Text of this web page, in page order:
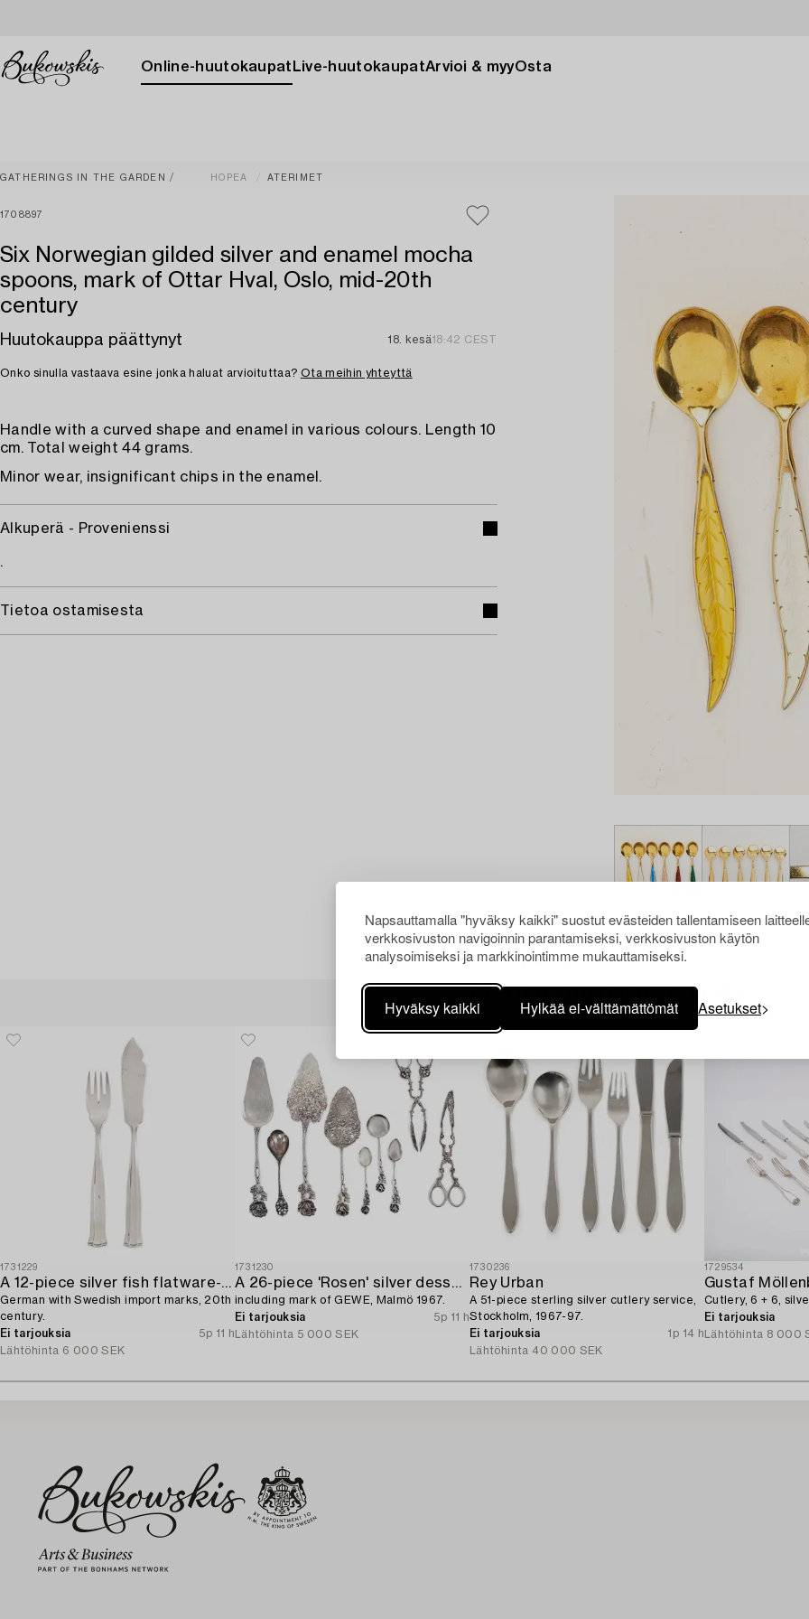
Napsauttamalla "hyväksy kaikki" suostut evästeiden tallentamiseen
verkkosivuston navigoinnin parantamiseksi, verkkosivuston käytön
analysoimiseksi ja markkinointimme mukauttamiseksi.
Hyväksy kaikki Hylkää ei-välttämättömät Asetukset
Online-huutokaupat Live-huutokaupatArvioi & myyOsta
GATHERINGS IN THE GARDEN HOPEA ATERIMET
1708897
Six Norwegian gilded silver and enamel mocha
spoons, mark of Ottar Hval, Oslo, mid-20th
century
Huutokauppa päättynyt 18. kesä18:42 CEST
Onko sinulla vastaava esine jonka haluat arvioituttaa? Ota meihin yhteyttä
Handle with a curved shape and enamel in various colours. Length 10
cm. Total weight 44 grams.
Minor wear, insignificant chips in the enamel.
Alkuperä - Provenienssi
.
Tietoa ostamisesta
Muiden katsomia kohteita
1731229
A 12-piece silver fish flatware-service,
German with Swedish import marks, 20th
century.
Ei tarjouksia
5p 11 h
Lähtöhinta 6 000 SEK
1731230
A 26-piece 'Rosen' silver dessert flatware-service,
including mark of GEWE, Malmö 1967.
Ei tarjouksia
5p 11 h
Lähtöhinta 5 000 SEK
1730236
Rey Urban
A 51-piece sterling silver cutlery service,
Stockholm, 1967-97.
Ei tarjouksia
1p 14 h
Lähtöhinta 40 000 SEK
1729534
Gustaf
Cutlery, 6 + 6,
Ei tarjouksia
Lähtöhinta 8 000